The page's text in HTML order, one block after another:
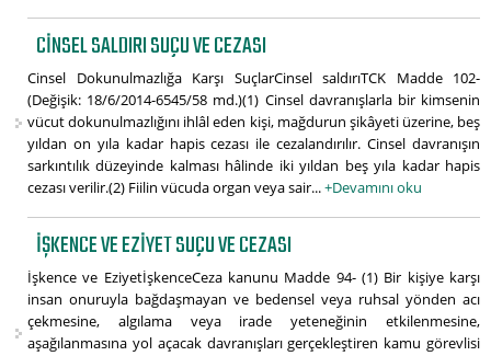
CINSEL SALDIRI SUÇU VE CEZASI
Cinsel Dokunulmazlığa Karşı SuçlarCinsel saldırıTCK Madde 102-
(Değişik: 18/6/2014-6545/58 md.)(1) Cinsel davranışlarla bir kimsenin
vücut dokunulmazlığını ihlâl eden kişi, mağdurun şikâyeti üzerine, beş
yıldan on yıla kadar hapis cezası ile cezalandırılır. Cinsel davranışın
sarkıntılık düzeyinde kalması hâlinde iki yıldan beş yıla kadar hapis
cezası verilir.(2) Fiilin vücuda organ veya sair...+Devamını oku
İŞKENCE VE EZIYET SUÇU VE CEZASI
İşkence ve EziyetİşkenceCeza kanunu Madde 94- (1) Bir kişiye karşı
insan onuruyla bağdaşmayan ve bedensel veya ruhsal yönden acı
çekmesine, algılama veya irade yeteneğinin etkilenmesine,
aşağılanmasına yol açacak davranışları gerçekleştiren kamu görevlisi